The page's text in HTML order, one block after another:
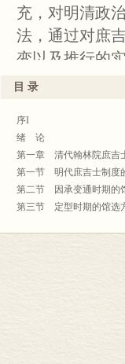
充，对明清政
法，通过对庶
变以及推行的
目 录
序I
绪 论
第一章 清代翰林院庶吉
第一节 明代庶吉士制度
第二节 因承变通时期的
第三节 定型时期的馆选